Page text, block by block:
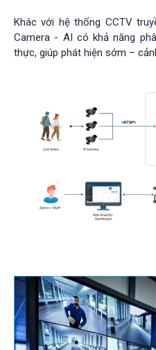
Khác với hệ thống CCTV
Camera - AI có khả năng
thực, giúp phát hiện sớm –